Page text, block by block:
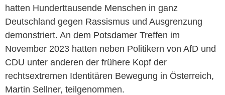
hatten Hunderttausende Menschen in ganz
Deutschland gegen Rassismus und Ausgrenzung
demonstriert. An dem Potsdamer Treffen im
November 2023 hatten neben Politikern von AfD und
CDU unter anderen der frühere Kopf der
rechtsextremen Identitären Bewegung in Österreich,
Martin Sellner, teilgenommen.